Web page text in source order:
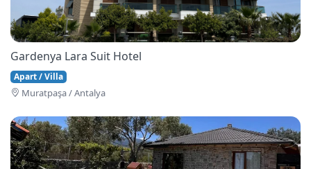
Gardenya Lara Suit Hotel
Apart / Villa
Muratpaşa / Antalya